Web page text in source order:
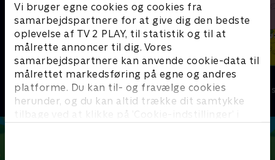
Vi bruger egne cookies og cookies fra
samarbejdspartnere for at give dig den bedste
oplevelse af TV 2 PLAY, til statistik og til at
målrette annoncer til dig. Vores
samarbejdspartnere kan anvende cookie-data til
målrettet markedsføring på egne og andres
platforme. Du kan til- og fravælge cookies
herunder, og du kan altid trække dit samtykke
tilbage ved at klikke på ’Cookie-indstillinger’ i
Dino Deluxe
Børneserier • 1 sæsoner
Barbapapa
Børneserier • 1